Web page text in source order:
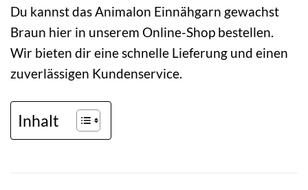
Du kannst das Animalon Einnähgarn gewachst
Braun hier in unserem Online-Shop bestellen.
Wir bieten dir eine schnelle Lieferung und einen
zuverlässigen Kundenservice.
Inhalt